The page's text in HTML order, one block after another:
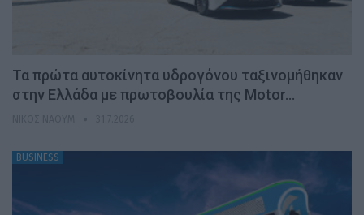
Τα πρώτα αυτοκίνητα υδρογόνου ταξινομήθηκαν
στην Ελλάδα με πρωτοβουλία της Motor…
BUSINESS